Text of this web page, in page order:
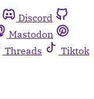
Discord
Mastodon
Threads
Tiktok